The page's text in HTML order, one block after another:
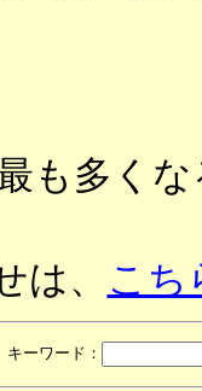
も多く
、 こち
ーワード：